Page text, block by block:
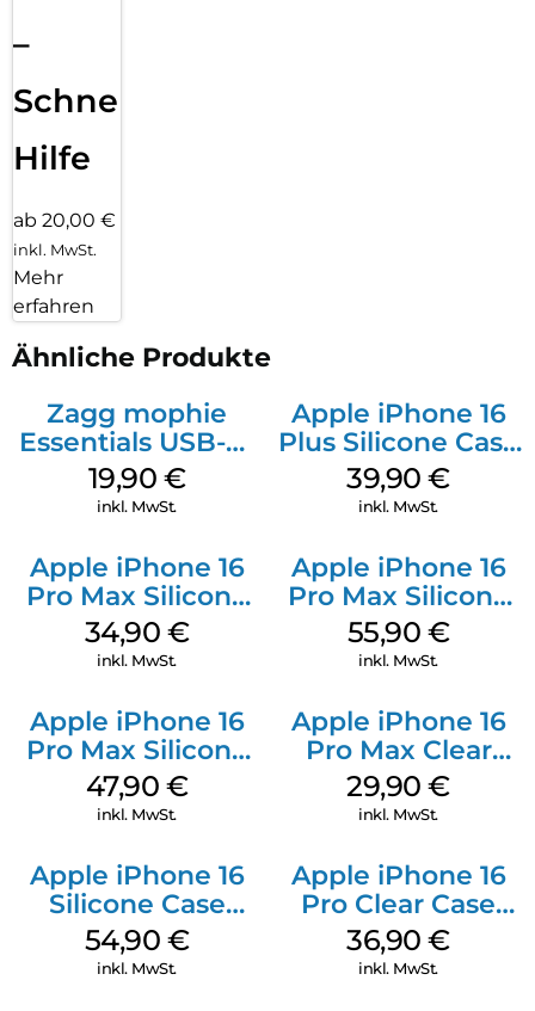
–
Schnelle
Hilfe
ab 20,00 €
inkl. MwSt.
Mehr
erfahren
Ähnliche Produkte
Zagg mophie
Essentials USB-C-
20W Charger PD
Weiß
19,90 €
inkl. MwSt.
Apple iPhone 16
Plus Silicone Case
MagSafe Plum
39,90€
inkl. MwSt.
Apple iPhone 16
Pro Max Silicone
Case MagSafe
Denim
34,90 €
inkl. MwSt.
Apple iPhone 16
Pro Max Silicone
Case MagSafe
Stone Gray
55,90 €
inkl. MwSt.
Apple iPhone 16
Pro Max Silicone
Case MagSafe
Black
47,90 €
inkl. MwSt.
Apple iPhone 16
Pro Max Clear
Case MagSafe
Transparent
29,90€
inkl. MwSt.
Apple iPhone 16
Silicone Case
MagSafe Lake
Green
54,90 €
inkl. MwSt.
Apple iPhone 16
Pro Clear Case
MagSafe
Transparent
36,90€
inkl. MwSt.